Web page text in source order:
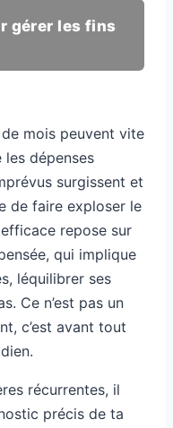
gérer les fins
de mois peuvent vite
dépenses
surgissent et
de faire exploser le
repose sur
qui implique
léquilibrer ses
Ce n’est pas un
c’est avant tout
récurrentes, il
précis de ta